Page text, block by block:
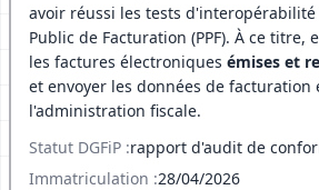
avoir réussi les tests d'interopérabilité
Public de Facturation (PPF). À ce
les factures électroniques émises et
et envoyer les données de facturation
l'administration fiscale.
Statut DGFiP :rapport d'audit de
Immatriculation :28/04/2026